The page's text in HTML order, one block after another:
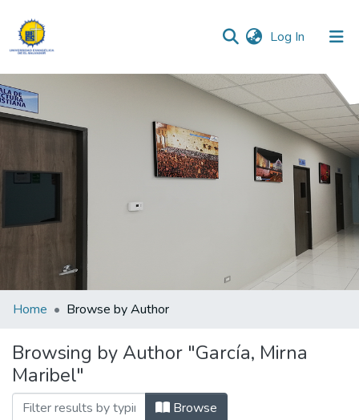
Log In (current)
Communities & Collections
All of DSpace
Home Browse by Author
Browsing by Author "García, Mirna
Maribel"
Browse